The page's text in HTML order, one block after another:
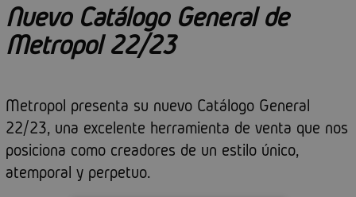
Nuevo Catálogo General de
Metropol 22/23
Metropol presenta su nuevo Catálogo General
22/23, una excelente herramienta de venta que nos
posiciona como creadores de un estilo único,
atemporal y perpetuo.